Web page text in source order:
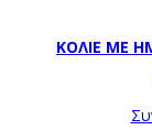
ΚΟΛΙΈ ΜΕ